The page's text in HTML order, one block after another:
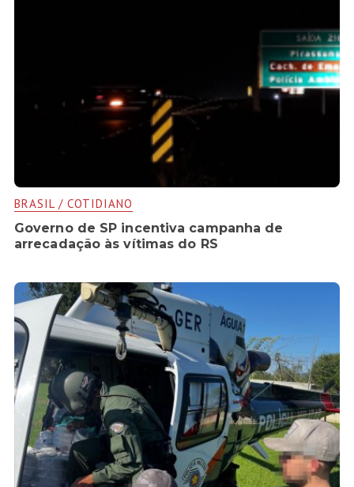
BRASIL / COTIDIANO
Governo de SP incentiva campanha de
arrecadação às vítimas do RS